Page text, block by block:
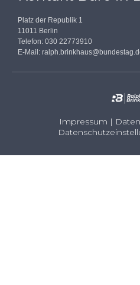
Platz der Republik 1
11011 Berlin
Telefon: 030 22773910
E-Mail:
Impressum |